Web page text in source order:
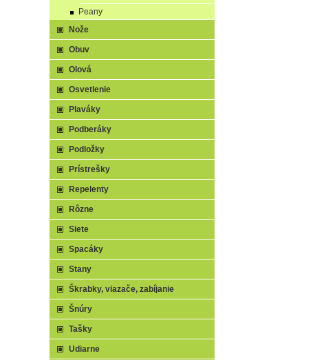
Peany
Nože
Obuv
Olová
Osvetlenie
Plaváky
Podberáky
Podložky
Prístrešky
Repelenty
Rôzne
Siete
Spacáky
Stany
Škrabky, viazače, zabíjanie
Šnúry
Tašky
Udiarne